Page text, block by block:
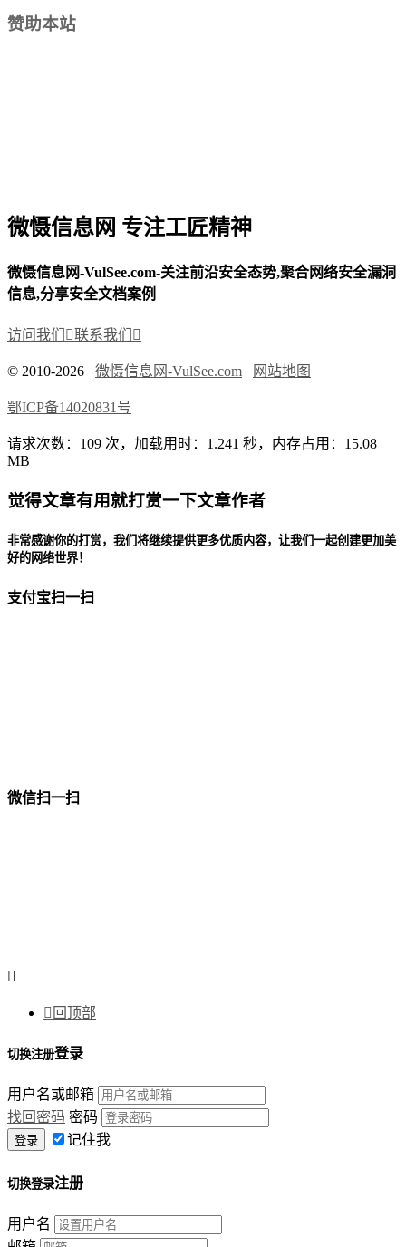
赞助本站
微慑信息网 专注工匠精神
微慑信息网-VulSee.com-关注前沿安全态势,聚合网络安全漏洞
信息,分享安全文档案例
访问我们 联系我们 
© 2010-2026 微慑信息网-VulSee.com 网站地图
鄂ICP备14020831号
请求次数：109 次，加载用时：1.241 秒，内存占用：15.08
MB
觉得文章有用就打赏一下文章作者
非常感谢你的打赏，我们将继续提供更多优质内容，让我们一起创建更加美
好的网络世界！
支付宝扫一扫
微信扫一扫

 回顶部
切换注册登录
用户名或邮箱
找回密码 密码
记住我
切换登录注册
用户名